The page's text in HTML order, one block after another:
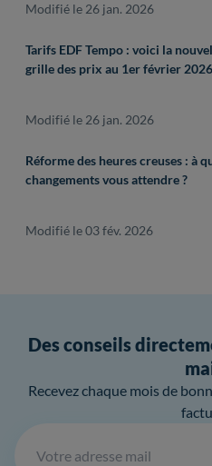
Modifié le 26 jan. 2026
Tarifs EDF Tempo : voici la
grille des prix au 1er février 2026
Modifié le 26 jan. 2026
Réforme des heures creuses : à
changements vous attendre ?
Modifié le 03 fév. 2026
Des conseils
Recevez chaque mois de